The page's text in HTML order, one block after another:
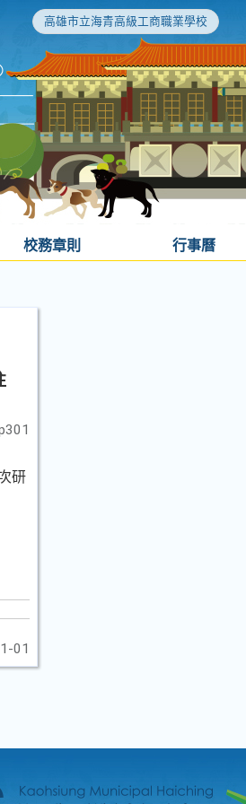
高雄市立海青高級工商職業學校
校務章則 行事曆
研
01